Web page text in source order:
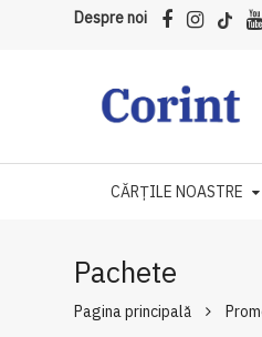
Despre noi
CĂRȚILE NOASTRE
Pachete
Pagina principală